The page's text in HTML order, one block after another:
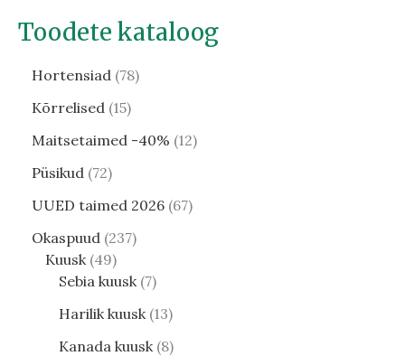
Toodete kataloog
Hortensiad 78
Kõrrelised 15
Maitsetaimed -40% 12
Püsikud 72
UUED taimed 2026 67
Okaspuud 237
Kuusk 49
Sebia kuusk 7
Harilik kuusk 13
Kanada kuusk 8